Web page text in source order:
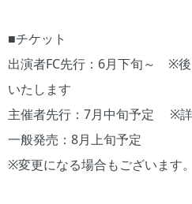
■チケット
出演者FC先行：6月下旬～ ※後
いたします
主催者先行：7月中旬予定 ※詳
一般発売：8月上旬予定
※変更になる場合もございます。